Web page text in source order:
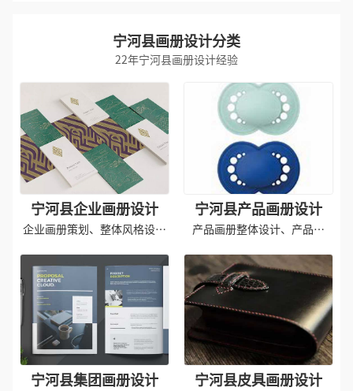
宁河县画册设计分类
22年宁河县画册设计经验
宁河县企业画册设计
企业画册策划、整体风格设计
宁河县产品画册设计
产品画册整体设计、产品拍
宁河县集团画册设计 宁河县皮具画册设计